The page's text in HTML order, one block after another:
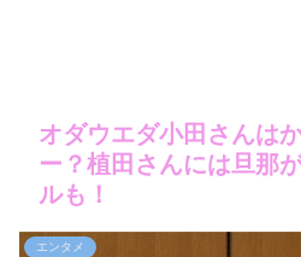
オダウエダ小田さんは
ー？植田さんには旦那
ルも！
エンタメ